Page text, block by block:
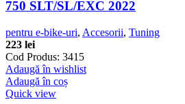
750 SLT/SL/EXC 2022
pentru e-bike-uri, Accesorii, Tuning
223 lei
Cod Produs: 3415
Adaugă în wishlist
Adaugă în coș
Quick view